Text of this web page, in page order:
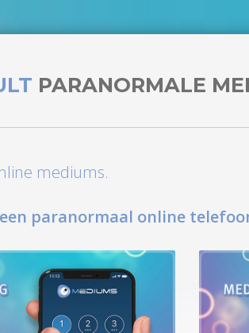
PARANORMALE
mediums.
paranormaal online